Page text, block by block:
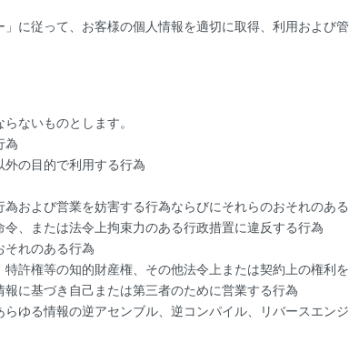
に従って、お客様の個人情報を適切に取得、利用および
ないものとします。
為
外の目的で利用する行為
為および営業を妨害する行為ならびにそれらのおそれのあ
令、または法令上拘束力のある行政措置に違反する行為
それのある行為
特許権等の知的財産権、その他法令上または契約上の権利
報に基づき自己または第三者のために営業する行為
らゆる情報の逆アセンブル、逆コンパイル、リバースエ